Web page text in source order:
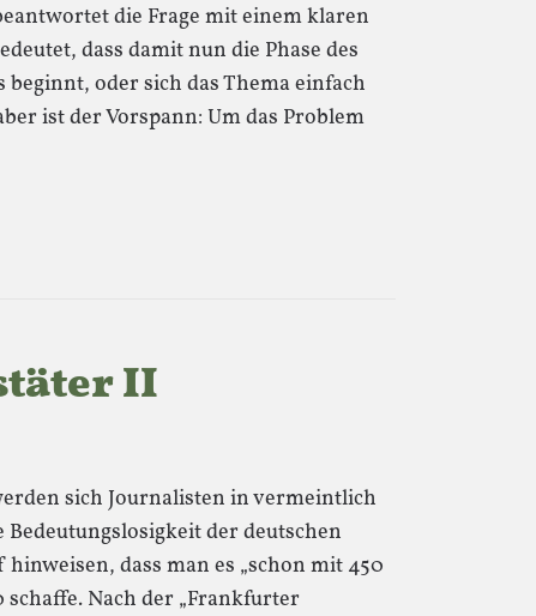
die Frage mit einem klaren
dass damit nun die Phase des
oder sich das Thema einfach
ist der Vorspann: Um das Problem
II
sich Journalisten in vermeintlich
der deutschen
dass man es „schon mit 450
Nach der „Frankfurter